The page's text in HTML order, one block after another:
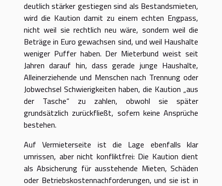
deutlich stärker gestiegen sind als Bestandsmieten,
wird die Kaution damit zu einem echten Engpass,
nicht weil sie rechtlich neu wäre, sondern weil die
Beträge in Euro gewachsen sind, und weil Haushalte
weniger Puffer haben. Der Mieterbund weist seit
Jahren darauf hin, dass gerade junge Haushalte,
Alleinerziehende und Menschen nach Trennung oder
Jobwechsel Schwierigkeiten haben, die Kaution „aus
der Tasche“ zu zahlen, obwohl sie später
grundsätzlich zurückfließt, sofern keine Ansprüche
bestehen.
Auf Vermieterseite ist die Lage ebenfalls klar
umrissen, aber nicht konfliktfrei: Die Kaution dient
als Absicherung für ausstehende Mieten, Schäden
oder Betriebskostennachforderungen, und sie ist in